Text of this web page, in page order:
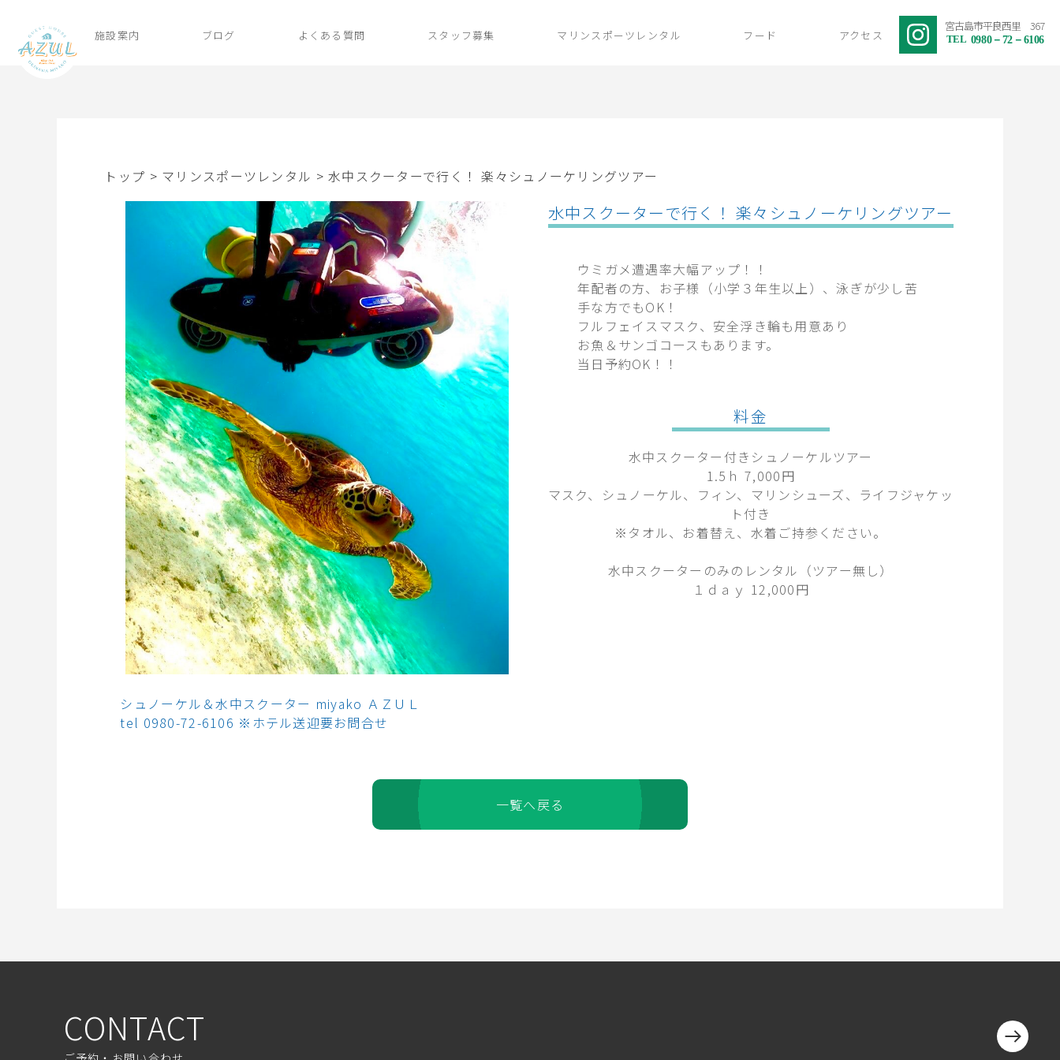
スタッフ募集
マリンスポーツレンタル
アクセス
施設案内 ブログ よくある質問 スタッフ募集 マリンスポーツレンタル フード アクセス
宮古島市平良西里 367
TEL 0980－72－6106
トップ > マリンスポーツレンタル >水中スクーターで行く！ 楽々シュノーケリングツアー
シュノーケル＆水中スクーター miyako ＡＺＵＬ
tel 0980-72-6106 ※ホテル送迎要お問合せ
水中スクーターで行く！ 楽々シュノーケリングツアー
ウミガメ遭遇率大幅アップ！！
年配者の方、お子様（小学３年生以上）、泳ぎが少し苦
手な方でもOK！
フルフェイスマスク、安全浮き輪も用意あり
お魚＆サンゴコースもあります。
当日予約OK！！
料金
水中スクーター付きシュノーケルツアー
1.5ｈ 7,000円
マスク、シュノーケル、フィン、マリンシューズ、ライフジャケッ
ト付き
※タオル、お着替え、水着ご持参ください。
水中スクーターのみのレンタル（ツアー無し）
１ｄａｙ 12,000円
一覧へ戻る
CONTACT